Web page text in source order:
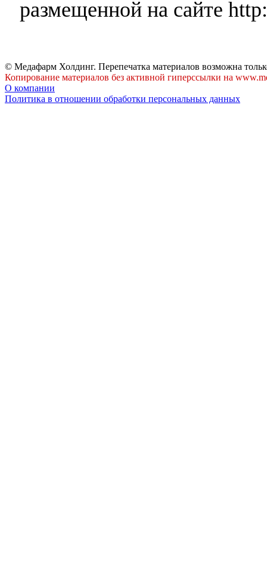
размещенной на сайте
© Медафарм Холдинг. Перепечатка материалов возможна
Копирование материалов без активной гиперссылки на
О компании
Политика в отношении обработки персональных данных